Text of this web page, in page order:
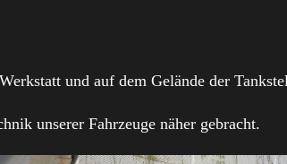
und auf dem Gelände der
unserer Fahrzeuge näher gebracht.